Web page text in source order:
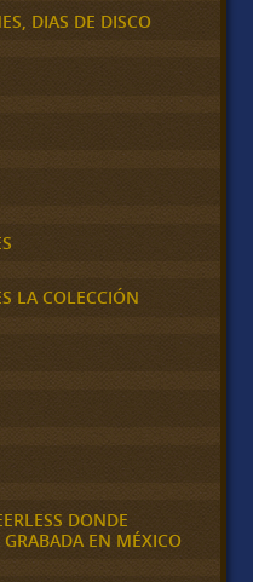
DIAS DE DISCO
LA COLECCIÓN
DONDE
EN MÉXICO